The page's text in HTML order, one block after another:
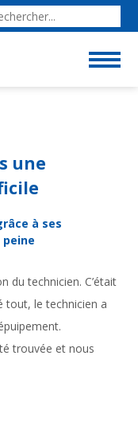
peine
du technicien. C’était
tout, le technicien a
trouvée et nous